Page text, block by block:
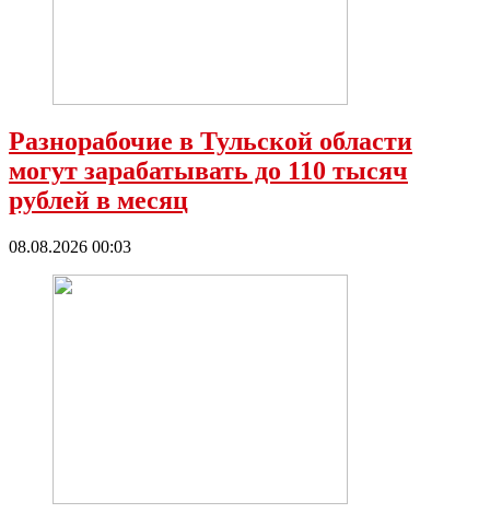
Разнорабочие в Тульской области
могут зарабатывать до 110 тысяч
рублей в месяц
08.08.2026 00:03